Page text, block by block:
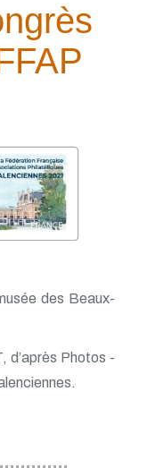
des Beaux-
d’après Photos -